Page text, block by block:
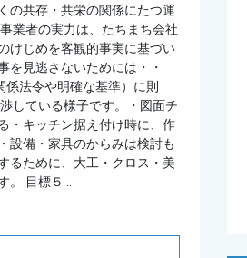
の共存・共栄の関係にたつ運
業者の実力は、たちまち会社
けじめを客観的事実に基づい
を見逃さないためには・・
法令や明確な基準）に則
している様子です。・図面チ
・キッチン据え付け時に、作
設備・家具のからみは検討も
るために、大工・クロス・美
目標５ ..